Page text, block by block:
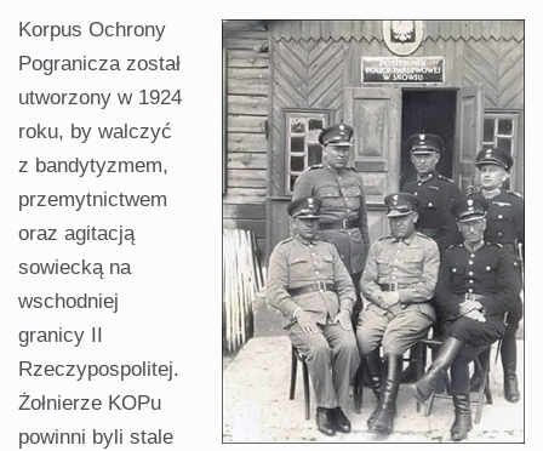
Korpus Ochrony
Pogranicza został
utworzony w 1924
roku, by walczyć
z bandytyzmem,
przemytnictwem
oraz agitacją
sowiecką na
wschodniej
granicy II
Rzeczypospolitej.
Żołnierze KOPu
powinni byli stale